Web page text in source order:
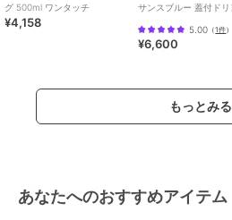
グ 500ml ワンタッチ
¥4,158
サンスブルー 蓋付ドリンクタ
5.00 （1件）
¥6,600
もっとみる
あなたへのおすすめアイテム